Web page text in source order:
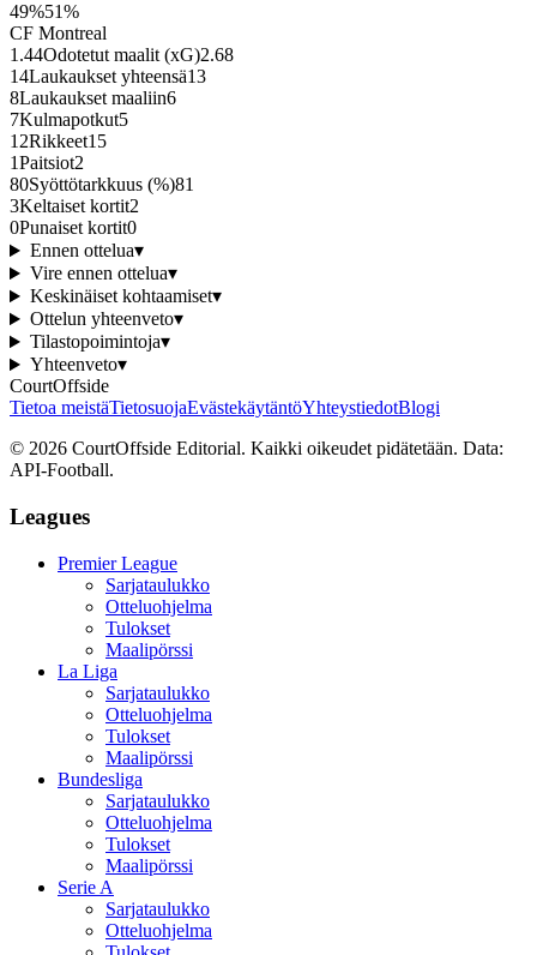
49%51%
CF Montreal
1.44Odotetut maalit (xG)2.68
14Laukaukset yhteensä13
8Laukaukset maaliin6
7Kulmapotkut5
12Rikkeet15
1Paitsiot2
80Syöttötarkkuus (%)81
3Keltaiset kortit2
0Punaiset kortit0
Ennen ottelua▾
Vire ennen ottelua▾
Keskinäiset kohtaamiset▾
Ottelun yhteenveto▾
Tilastopoimintoja▾
Yhteenveto▾
CourtOffside
Tietoa meistäTietosuojaEvästekäytäntöYhteystiedotBlogi
© 2026 CourtOffside Editorial. Kaikki oikeudet pidätetään. Data:
API-Football.
Leagues
Premier League
Sarjataulukko
Otteluohjelma
Tulokset
Maalipörssi
La Liga
Sarjataulukko
Otteluohjelma
Tulokset
Maalipörssi
Bundesliga
Sarjataulukko
Otteluohjelma
Tulokset
Maalipörssi
Serie A
Sarjataulukko
Otteluohjelma